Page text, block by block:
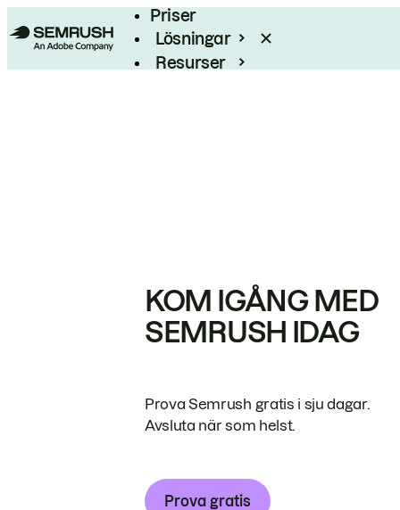
Priser
Lösningar
Resurser
KOM IGÅNG MED
SEMRUSH IDAG
Prova Semrush gratis i sju dagar.
Avsluta när som helst.
Prova gratis